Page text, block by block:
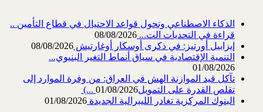
الذكاء الاصطناعي وتحول قواعد الاحتيال في قطاع ‏التأمين ..
قراءة في التحديات الت... 08/08/2026
إيزابيل أورتيز: في ذكرى ‏أوسكار أوغارتيش 08/08/2026
التنمية الإقتصادية في سياق أنماط التغير البنيوي...
01/08/2026
تآكل قيد الموازنة الهش في العراق: من وفرة الموارد إلى
تقلص القدرة على التمويل‎ (...01/08/2026
البنوك المركزية تغادر الليبرالية الجديدة 01/08/2026